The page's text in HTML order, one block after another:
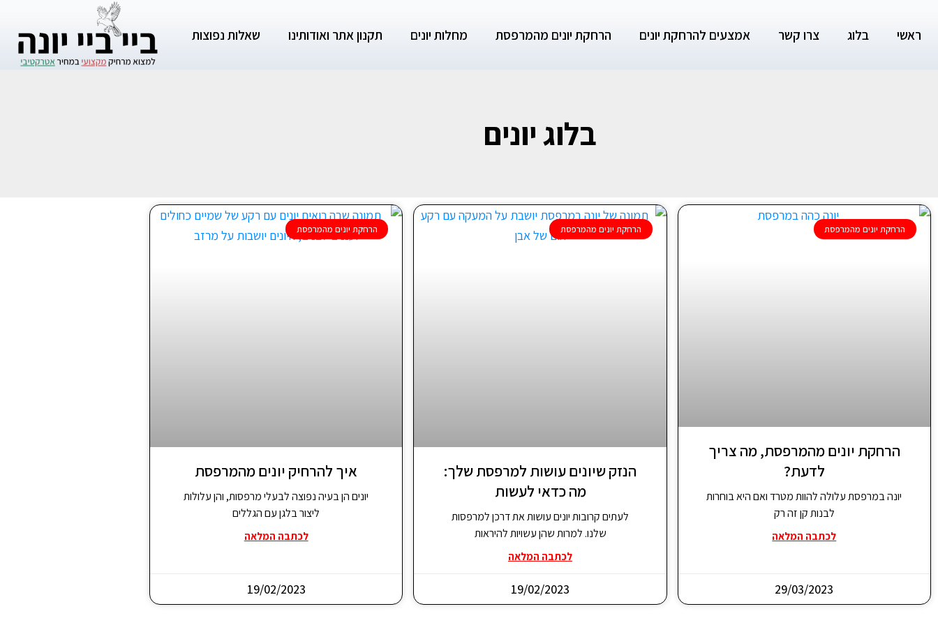
לתוכןראשי בלוג צרו קשר אמצעים להרחקת יונים הרחקת יונים מהמרפסת מחלות יונים תקנון אתר ואודותינו שאלות נפוצות
בלוג יונים
הרחקת יונים מהמרפסת
הרחקת יונים מהמרפסת, מה צריך
לדעת?
יונה במרפסת עלולה להוות מטרד ואם היא בוחרות
לבנות קן זה רק
לכתבה המלאה
29/03/2023
הרחקת יונים מהמרפסת
הנזק שיונים עושות למרפסת שלך:
מה כדאי לעשות
לעתים קרובות יונים עושות את דרכן למרפסות
שלנו. למרות שהן עשויות להיראות
לכתבה המלאה
19/02/2023
הרחקת יונים מהמרפסת
איך להרחיק יונים מהמרפסת
יונים הן בעיה נפוצה לבעלי מרפסות, והן עלולות
ליצור בלגן עם הגללים
לכתבה המלאה
19/02/2023